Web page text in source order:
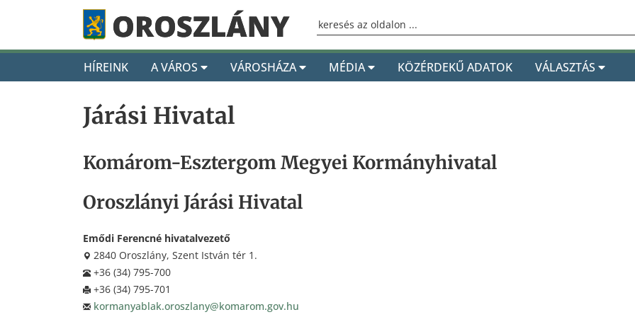
HÍREINK A VÁROS VÁROSHÁZA MÉDIA KÖZÉRDEKŰ ADATOK VÁLASZTÁS
Járási Hivatal
Komárom-Esztergom Megyei Kormányhivatal
Oroszlányi Járási Hivatal
Emődi Ferencné hivatalvezető
2840 Oroszlány, Szent István tér 1.
+36 (34) 795-700
+36 (34) 795-701
kormanyablak.oroszlany@komarom.gov.hu